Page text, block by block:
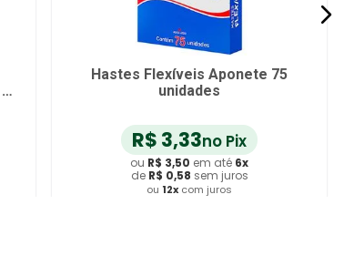
Hastes Flexíveis Aponete 75
unidades
R$ 3,33no Pix
ou R$ 3,50 em até 6x
de R$ 0,58 sem juros
ou 12x com juros